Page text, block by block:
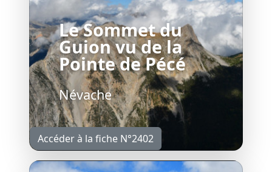
Le Sommet du
Guion vu de la
Pointe de Pécé
Névache
Accéder à la fiche N°2402